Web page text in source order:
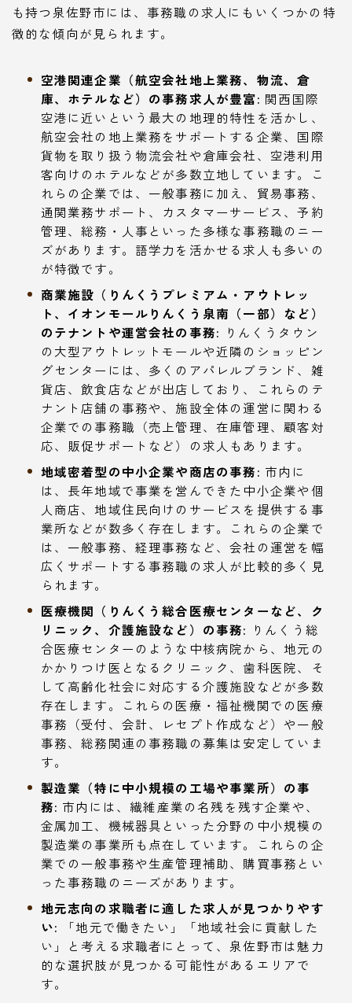
も持つ泉佐野市には、事務職の求人にもいくつかの特
徴的な傾向が見られます。
空港関連企業（航空会社地上業務、物流、倉
庫、ホテルなど）の事務求人が豊富: 関西国際
空港に近いという最大の地理的特性を活かし、
航空会社の地上業務をサポートする企業、国際
貨物を取り扱う物流会社や倉庫会社、空港利用
客向けのホテルなどが多数立地しています。こ
れらの企業では、一般事務に加え、貿易事務、
通関業務サポート、カスタマーサービス、予約
管理、総務・人事といった多様な事務職のニー
ズがあります。語学力を活かせる求人も多いの
が特徴です。
商業施設（りんくうプレミアム・アウトレッ
ト、イオンモールりんくう泉南（一部）など）
のテナントや運営会社の事務: りんくうタウン
の大型アウトレットモールや近隣のショッピン
グセンターには、多くのアパレルブランド、雑
貨店、飲食店などが出店しており、これらのテ
ナント店舗の事務や、施設全体の運営に関わる
企業での事務職（売上管理、在庫管理、顧客対
応、販促サポートなど）の求人もあります。
地域密着型の中小企業や商店の事務: 市内に
は、長年地域で事業を営んできた中小企業や個
人商店、地域住民向けのサービスを提供する事
業所などが数多く存在します。これらの企業で
は、一般事務、経理事務など、会社の運営を幅
広くサポートする事務職の求人が比較的多く見
られます。
医療機関（りんくう総合医療センターなど、ク
リニック、介護施設など）の事務: りんくう総
合医療センターのような中核病院から、地元の
かかりつけ医となるクリニック、歯科医院、そ
して高齢化社会に対応する介護施設などが多数
存在します。これらの医療・福祉機関での医療
事務（受付、会計、レセプト作成など）や一般
事務、総務関連の事務職の募集は安定していま
す。
製造業（特に中小規模の工場や事業所）の事
務: 市内には、繊維産業の名残を残す企業や、
金属加工、機械器具といった分野の中小規模の
製造業の事業所も点在しています。これらの企
業での一般事務や生産管理補助、購買事務とい
った事務職のニーズがあります。
地元志向の求職者に適した求人が見つかりやす
い: 「地元で働きたい」「地域社会に貢献した
い」と考える求職者にとって、泉佐野市は魅力
的な選択肢が見つかる可能性があるエリアで
す。